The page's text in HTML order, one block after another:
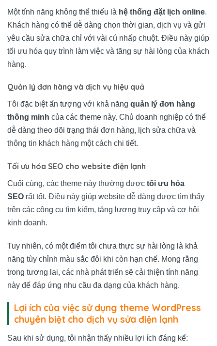
Một tính năng không thể thiếu là hệ thống đặt lịch online.
Khách hàng có thể dễ dàng chọn thời gian, dịch vụ và gửi
yêu cầu sửa chữa chỉ với vài cú nhấp chuột. Điều này giúp
tối ưu hóa quy trình làm việc và tăng sự hài lòng của khách
hàng.
Quản lý đơn hàng và dịch vụ hiệu quả
Tôi đặc biệt ấn tượng với khả năng quản lý đơn hàng
thông minh của các theme này. Chủ doanh nghiệp có thể
dễ dàng theo dõi trạng thái đơn hàng, lịch sửa chữa và
thông tin khách hàng một cách chi tiết.
Tối ưu hóa SEO cho website điện lạnh
Cuối cùng, các theme này thường được tối ưu hóa
SEO rất tốt. Điều này giúp website dễ dàng được tìm thấy
trên các công cụ tìm kiếm, tăng lượng truy cập và cơ hội
kinh doanh.
Tuy nhiên, có một điểm tôi chưa thực sự hài lòng là khả
năng tùy chỉnh màu sắc đôi khi còn hạn chế. Mong rằng
trong tương lai, các nhà phát triển sẽ cải thiện tính năng
này để đáp ứng nhu cầu đa dạng của khách hàng.
Lợi ích của việc sử dụng theme WordPress
chuyên biệt cho dịch vụ sửa điện lạnh
Sau khi sử dụng, tôi nhận thấy nhiều lợi ích đáng kể: